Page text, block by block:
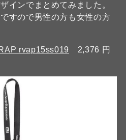
インでまとめてみました。
すので男性の方も女性の方
rvap15ss019
2,376 円